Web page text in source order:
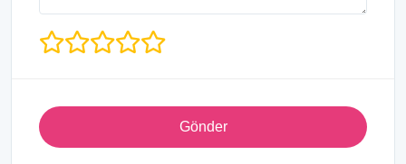
Gönder